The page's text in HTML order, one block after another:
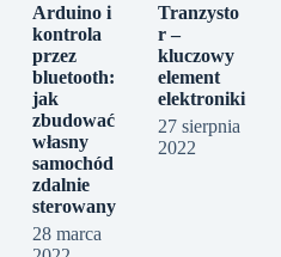
Arduino i
kontrola
przez
bluetooth:
jak
zbudować
własny
samochód
zdalnie
sterowany
28 marca
Tranzysto
r –
kluczowy
element
elektroniki
27 sierpnia
2022